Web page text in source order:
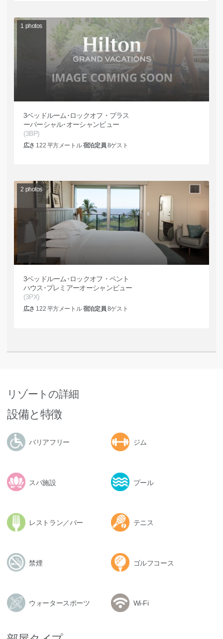
1 photos
3ベッドルーム･ロックオフ・プラス
ーパーシャル･オーシャンビュー
(3BP)
広さ 122 平方メートル宿泊定員 8ゲスト
2 photos
3ベッドルーム･ロックオフ・ペント
ハウス･プレミアーオーシャンビュー
(3PX)
広さ 122 平方メートル宿泊定員 8ゲスト
リゾートの詳細
設備と特徴
バリアフリー ジム
スパ施設 プール
レストラン／バー テニス
禁煙 ゴルフコース
ウォータースポーツ Wi-Fi